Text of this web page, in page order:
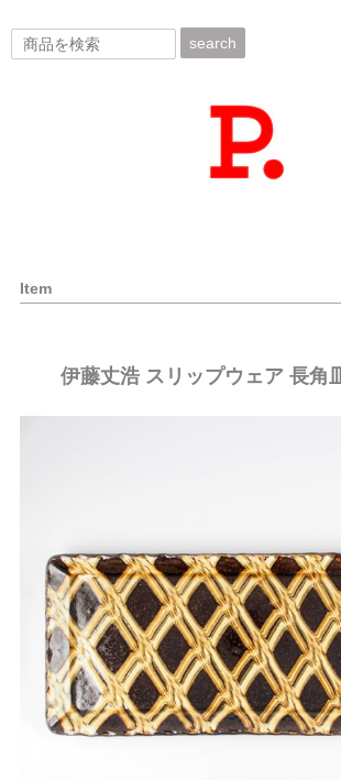
search
Item
伊藤丈浩 スリップウェア 長角